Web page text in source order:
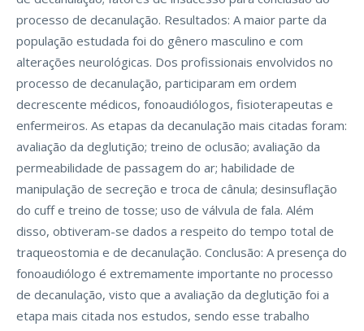
processo de decanulação. Resultados: A maior parte da
população estudada foi do gênero masculino e com
alterações neurológicas. Dos profissionais envolvidos no
processo de decanulação, participaram em ordem
decrescente médicos, fonoaudiólogos, fisioterapeutas e
enfermeiros. As etapas da decanulação mais citadas foram:
avaliação da deglutição; treino de oclusão; avaliação da
permeabilidade de passagem do ar; habilidade de
manipulação de secreção e troca de cânula; desinsuflação
do cuff e treino de tosse; uso de válvula de fala. Além
disso, obtiveram-se dados a respeito do tempo total de
traqueostomia e de decanulação. Conclusão: A presença do
fonoaudiólogo é extremamente importante no processo
de decanulação, visto que a avaliação da deglutição foi a
etapa mais citada nos estudos, sendo esse trabalho